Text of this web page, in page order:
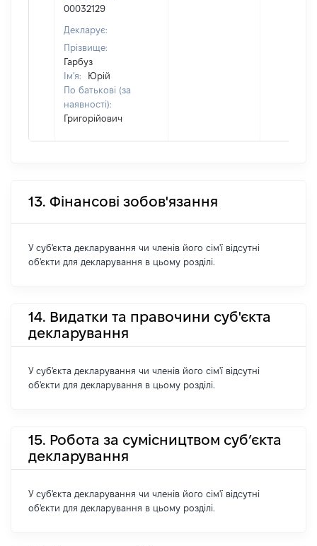
00032129
Декларує:
Прізвище:
Гарбуз
Ім'я:
Юрій
По батькові (за
наявності):
Григорійович
13. Фінансові зобов'язання
У суб'єкта декларування чи членів його сім'ї відсутні
об'єкти для декларування в цьому розділі.
14. Видатки та правочини суб'єкта
декларування
У суб'єкта декларування чи членів його сім'ї відсутні
об'єкти для декларування в цьому розділі.
15. Робота за сумісництвом суб’єкта
декларування
У суб'єкта декларування чи членів його сім'ї відсутні
об'єкти для декларування в цьому розділі.